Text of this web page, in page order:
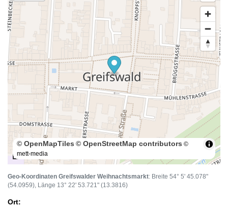
50 m
© OpenMapTiles © OpenStreetMap contributors ©
mett-media
Geo-Koordinaten Greifswalder Weihnachtsmarkt: Breite 54° 5' 45.078"
(54.0959), Länge 13° 22' 53.721" (13.3816)
Ort: